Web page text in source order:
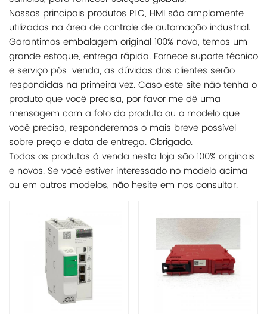
Nossos principais produtos PLC, HMI são amplamente
utilizados na área de controle de automação industrial.
Garantimos embalagem original 100% nova, temos um
grande estoque, entrega rápida. Fornece suporte técnico
e serviço pós-venda, as dúvidas dos clientes serão
respondidas na primeira vez. Caso este site não tenha o
produto que você precisa, por favor me dê uma
mensagem com a foto do produto ou o modelo que
você precisa, responderemos o mais breve possível
sobre preço e data de entrega. Obrigado.
Todos os produtos à venda nesta loja são 100% originais
e novos. Se você estiver interessado no modelo acima
ou em outros modelos, não hesite em nos consultar.